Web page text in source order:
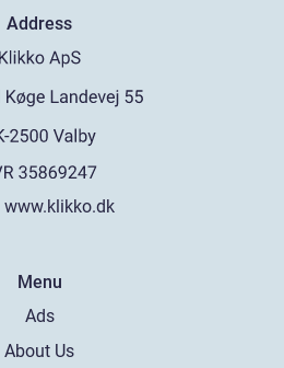
Address
www.klikko.dk
Menu
Ads
About Us